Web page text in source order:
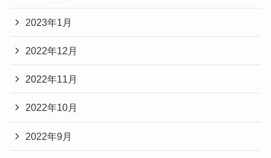
2023年1月
2022年12月
2022年11月
2022年10月
2022年9月